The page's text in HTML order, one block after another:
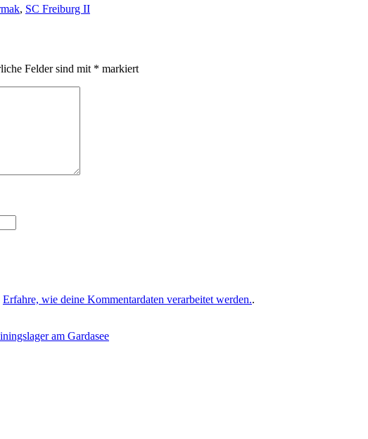
, SC Freiburg II
Felder sind mit * markiert
Erfahre, wie deine Kommentardaten verarbeitet werden..
am Gardasee